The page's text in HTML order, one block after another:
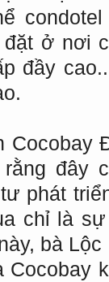
ở nơi
đầy
Cocobay
đây
phát
chỉ là
bà